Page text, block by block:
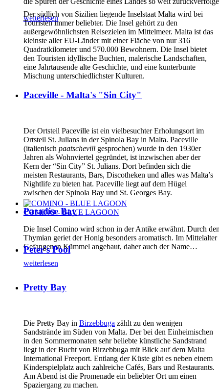
weiterlesen
COMINO - BLUE LAGOON
Die Insel Comino wird schon in der Antike erwähnt. Durch
Thymian geriet der Honig besonders aromatisch. Im
Gefangenen Kümmel angebaut, daher auch der Name…
weiterlesen
Der südlich von Sizilien liegende Inselstaat Malta wird bei
Touristen immer beliebter. Die Insel gehört zu den
außergewöhnlichsten Reisezielen im Mittelmeer. Malta ist das
kleinste aller EU-Länder mit einer Fläche von nur 316
Quadratkilometer und 570.000 Bewohnern. Die Insel bietet
den Touristen idyllische Buchten, malerische Landschaften,
eine Jahrtausende alte Geschichte, und eine kunterbunte
Mischung unterschiedlichster Kulturen.
Paceville - Malta's "Sin City"
Der Ortsteil Paceville ist ein vielbesuchter Erholungsort im
Ortsteil St. Julians in der Spinola Bay in Malta. Paceville
(italienisch paatschevill gesprochen) wurde in den 1930er
Jahren als Wohnviertel gegründet, ist inzwischen aber der
Kern der “Sin City” St. Julians. Dort befinden sich die
meisten Restaurants, Bars, Discotheken und alles was Malta’s
Nightlife zu bieten hat. Paceville liegt auf dem Hügel
zwischen der Spinola Bay und St. Georges Bay.
Paradise Bay
Peter's Pool
Pretty Bay
Die Pretty Bay in Birzebbuga zählt zu den wenigen
Sandstrände im Süden von Malta. Der bei den Einheimischen
in den Sommermonaten sehr beliebte künstliche Sandstrand
liegt in der Bucht von Birzebbuga mit Blick auf dem Malta
International Freeport. Entlang der Küste gibt es neben einem
Kinderspielplatz auch zahlreiche Cafés, Bars und Restaurants.
Am Abend ist die Promenade ein beliebter Ort um einen
Spaziergang zu machen.